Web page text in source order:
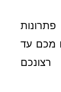
פתרונות
מכם עד